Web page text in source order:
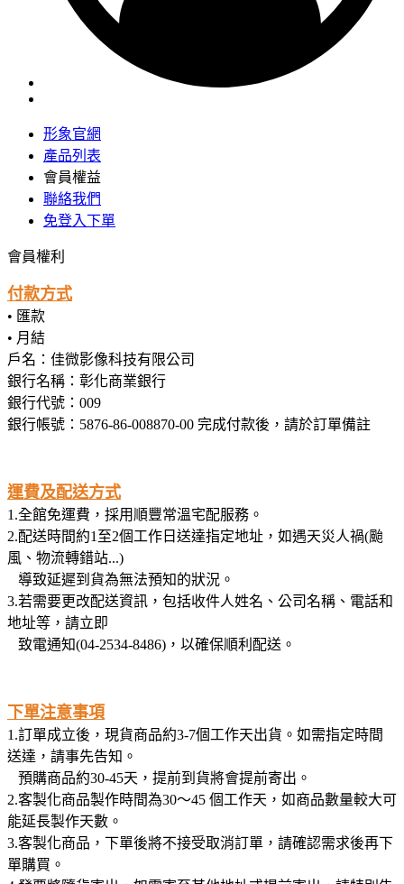
形象官網
產品列表
會員權益
聯絡我們
免登入下單
會員權利
付款方式
• 匯款
• 月結
戶名：佳微影像科技有限公司
銀行名稱：彰化商業銀行
銀行代號：009
銀行帳號：5876-86-008870-00 完成付款後，請於訂單備註
運費及配送方式
1.全館免運費，採用順豐常溫宅配服務。
2.配送時間約1至2個工作日送達指定地址，如遇天災人禍(颱
風、物流轉錯站...)
導致延遲到貨為無法預知的狀況。
3.若需要更改配送資訊，包括收件人姓名、公司名稱、電話和
地址等，請立即
致電通知(04-2534-8486)，以確保順利配送。
下單注意事項
1.訂單成立後，現貨商品約3-7個工作天出貨。如需指定時間
送達，請事先告知。
預購商品約30-45天，提前到貨將會提前寄出。
2.客製化商品製作時間為30〜45 個工作天，如商品數量較大可
能延長製作天數。
3.客製化商品，下單後將不接受取消訂單，請確認需求後再下
單購買。